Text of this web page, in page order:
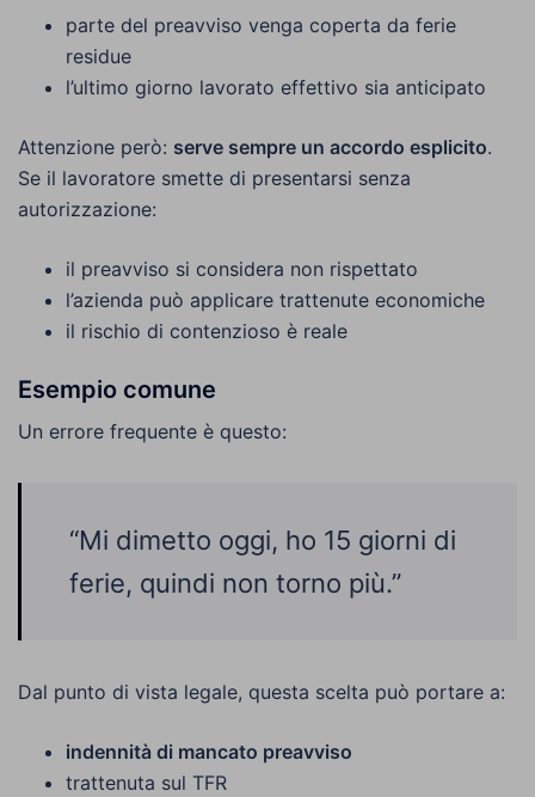
parte del preavviso venga coperta da ferie
residue
l’ultimo giorno lavorato effettivo sia anticipato
Attenzione però: serve sempre un accordo esplicito.
Se il lavoratore smette di presentarsi senza
autorizzazione:
il preavviso si considera non rispettato
l’azienda può applicare trattenute economiche
il rischio di contenzioso è reale
Esempio comune
Un errore frequente è questo:
“Mi dimetto oggi, ho 15 giorni di
ferie, quindi non torno più.”
Dal punto di vista legale, questa scelta può portare a:
indennità di mancato preavviso
trattenuta sul TFR